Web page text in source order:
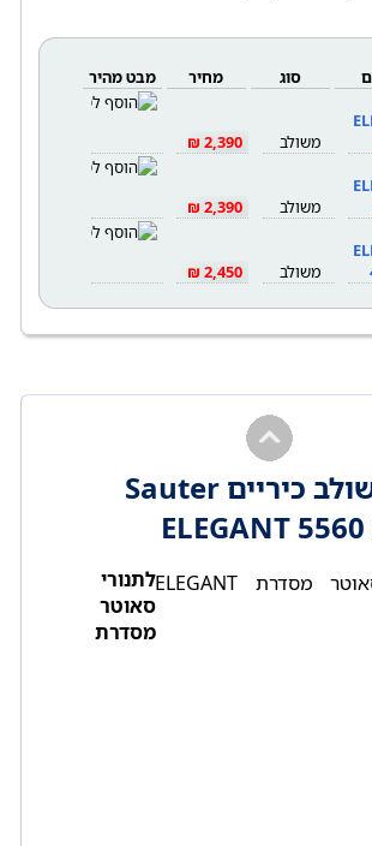
סוג מחיר
מבט מהיר
משולב
2,390 ₪
משולב
2,390 ₪
משולב 2,450 ₪
תנור משולב כיריים Sauter
לתנורי
סאוטר
מסדרת